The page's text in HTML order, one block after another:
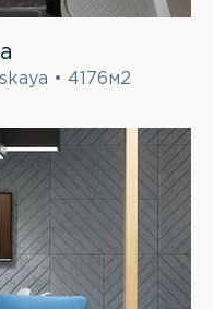
• 4176м2